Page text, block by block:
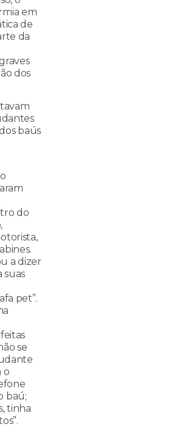
em
de
da
dos
baús
do
a dizer
suas
pet”.
se
o
baú;
tinha